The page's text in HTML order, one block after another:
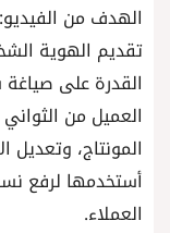
الهدف من الفيديو:
القدرة على
العميل من
أستخدمها لرفع
العملاء.